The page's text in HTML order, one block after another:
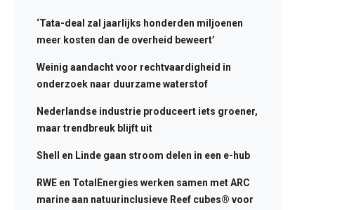
‘Tata-deal zal jaarlijks honderden miljoenen
meer kosten dan de overheid beweert’
Weinig aandacht voor rechtvaardigheid in
onderzoek naar duurzame waterstof
Nederlandse industrie produceert iets groener,
maar trendbreuk blijft uit
Shell en Linde gaan stroom delen in een e-hub
RWE en TotalEnergies werken samen met ARC
marine aan natuurinclusieve Reef cubes® voor